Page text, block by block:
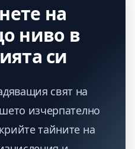
на
ниво в
си
свят на
изчерпателно
тайните на